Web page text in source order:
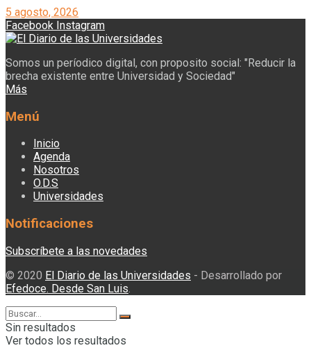
5 agosto, 2026
Facebook Instagram
Somos un períodico digital, con proposito social: "Reducir la
brecha existente entre Universidad y Sociedad"
Más
Menú
Inicio
Agenda
Nosotros
O.D.S
Universidades
Notificaciones
Subscríbete a las novedades
© 2020 El Diario de las Universidades - Desarrollado por
Efedoce. Desde San Luis.
Sin resultados
Ver todos los resultados